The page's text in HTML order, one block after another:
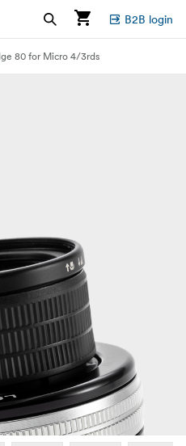
B2B login
80 for Micro 4/3rds